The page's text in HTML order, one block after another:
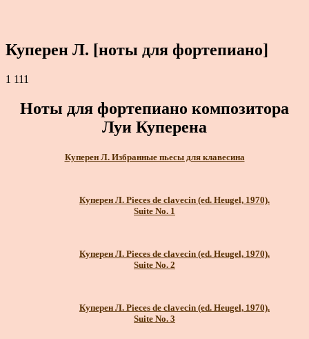
Куперен Л. [ноты для фортепиано]
1 111
Ноты для фортепиано композитора
Луи Куперена
Куперен Л. Избранные пьесы для клавесина
Куперен Л. Pieces de clavecin (ed. Heugel, 1970).
Suite No. 1
Куперен Л. Pieces de clavecin (ed. Heugel, 1970).
Suite No. 2
Куперен Л. Pieces de clavecin (ed. Heugel, 1970).
Suite No. 3